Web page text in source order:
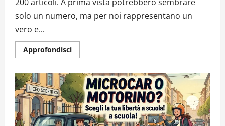
200 articoli. A prima vista potrebbero sembrare
solo un numero, ma per noi rappresentano un
vero e...
Approfondisci